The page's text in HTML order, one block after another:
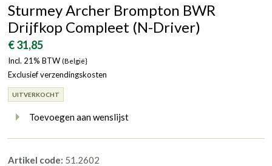
Sturmey Archer Brompton BWR
Drijfkop Compleet (N-Driver)
€ 31,85
Incl. 21% BTW (België}
Exclusief verzendingskosten
UITVERKOCHT
Toevoegen aan wenslijst
Artikel code: 51.2602